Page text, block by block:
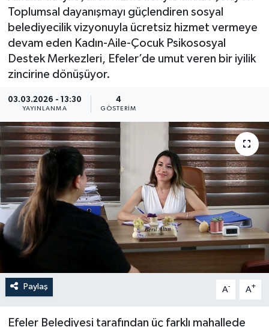
Toplumsal dayanışmayı güçlendiren sosyal
belediyecilik vizyonuyla ücretsiz hizmet vermeye
devam eden Kadın-Aile-Çocuk Psikososyal
Destek Merkezleri, Efeler’de umut veren bir iyilik
zincirine dönüşüyor.
03.03.2026 - 13:30
YAYINLANMA
4
GÖSTERIM
Paylaş A- A+
Efeler Belediyesi tarafından üç farklı mahallede